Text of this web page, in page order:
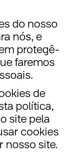
do nosso
nós, e
protegê-
faremos
de
política,
site pela
cookies
nosso site.